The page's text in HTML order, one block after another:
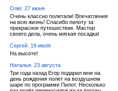
Олег. 27 июня
Очень классно полетали! Впечатления
на всю жизнь! Спасибо пилоту за
прекрасное путешествие. Мастер
своего дела, очень мягкая посадка!
Сергей. 19 июля
На высоте!
Наталья. 23 августа
Три года назад Егор подарил мне на
день рождения полет на воздушном
шаре по программе Пилот. Несколько